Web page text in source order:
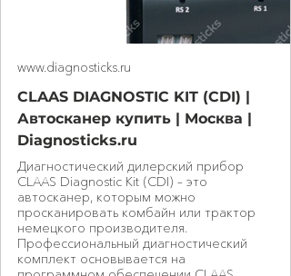
www.diagnosticks.ru
CLAAS DIAGNOSTIC KIT (CDI) |
Автосканер купить | Москва |
Diagnosticks.ru
Диагностический дилерский прибор
CLAAS Diagnostic Kit (CDI) – это
автосканер, которым можно
просканировать комбайн или трактор
немецкого производителя.
Профессиональный диагностический
комплект основывается на